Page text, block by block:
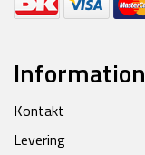
Information
Kontakt
Levering